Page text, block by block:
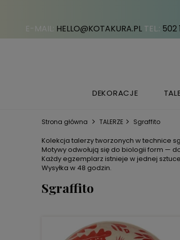
E-MAIL: HELLO@KOTAKURA.PL TEL.: 502
DEKORACJE
Strona główna TALERZE Sgraffito
Kolekcja talerzy tworzonych w technice
Motywy odwołują się do biologii form —
Każdy egzemplarz istnieje w jednej
Wysyłka w 48 godzin.
Sgraffito